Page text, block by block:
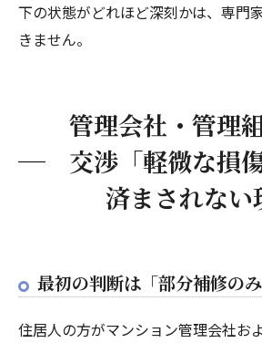
下の状態がどれほど深刻かは、専門
きません。
管理会社・管理
交渉「軽微な損
済まされない
最初の判断は「部分補修の
住居人の方がマンション管理会社お